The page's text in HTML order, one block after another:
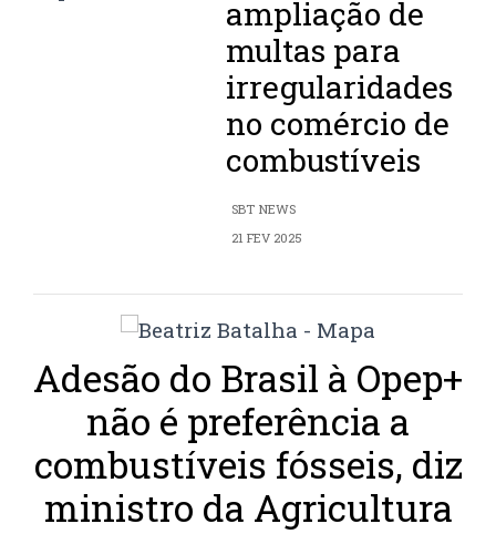
ampliação de
multas para
irregularidades
no comércio de
combustíveis
SBT NEWS
21 FEV 2025
Adesão do Brasil à Opep+
não é preferência a
combustíveis fósseis, diz
ministro da Agricultura